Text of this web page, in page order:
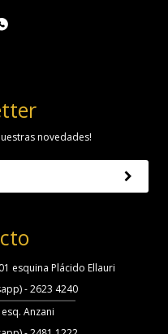
esquina Plácido Ellauri
- 2623 4240
Anzani
novedades!